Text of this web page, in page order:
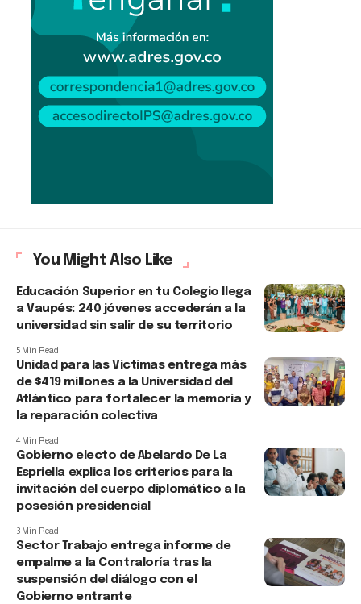
You Might Also Like
Educación Superior en tu Colegio llega
a Vaupés: 240 jóvenes accederán a la
universidad sin salir de su territorio
5 Min Read
Unidad para las Víctimas entrega más
de $419 millones a la Universidad del
Atlántico para fortalecer la memoria y
la reparación colectiva
4 Min Read
Gobierno electo de Abelardo De La
Espriella explica los criterios para la
invitación del cuerpo diplomático a la
posesión presidencial
3 Min Read
Sector Trabajo entrega informe de
empalme a la Contraloría tras la
suspensión del diálogo con el
Gobierno entrante